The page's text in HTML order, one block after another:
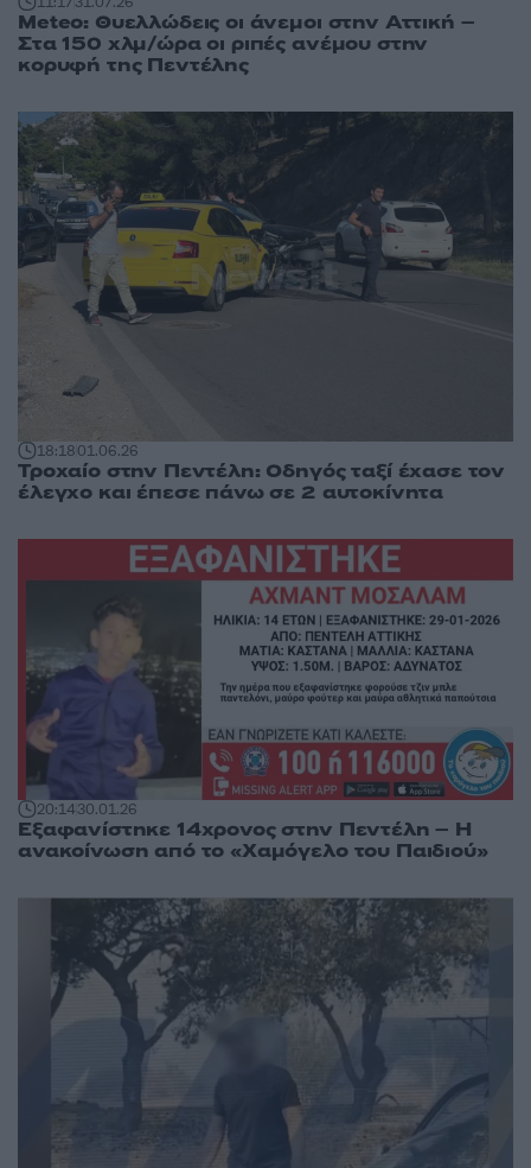
Meteo: Θυελλώδεις οι άνεμοι στην Αττική –
Στα 150 χλμ/ώρα οι ριπές ανέμου στην
κορυφή της Πεντέλης
18:1801.06.26
Τροχαίο στην Πεντέλη: Οδηγός ταξί έχασε τον
έλεγχο και έπεσε πάνω σε 2 αυτοκίνητα
20:1430.01.26
Εξαφανίστηκε 14χρονος στην Πεντέλη – Η
ανακοίνωση από το «Χαμόγελο του Παιδιού»